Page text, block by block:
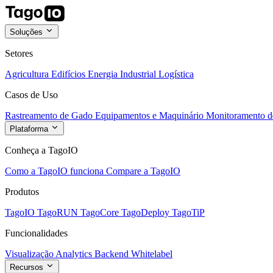
Soluções
Setores
Agricultura Edifícios Energia Industrial Logística
Casos de Uso
Rastreamento de Gado Equipamentos e Maquinário Monitoramento
Plataforma
Conheça a TagoIO
Como a TagoIO funciona Compare a TagoIO
Produtos
TagoIO TagoRUN TagoCore TagoDeploy TagoTiP
Funcionalidades
Visualização Analytics Backend Whitelabel
Recursos